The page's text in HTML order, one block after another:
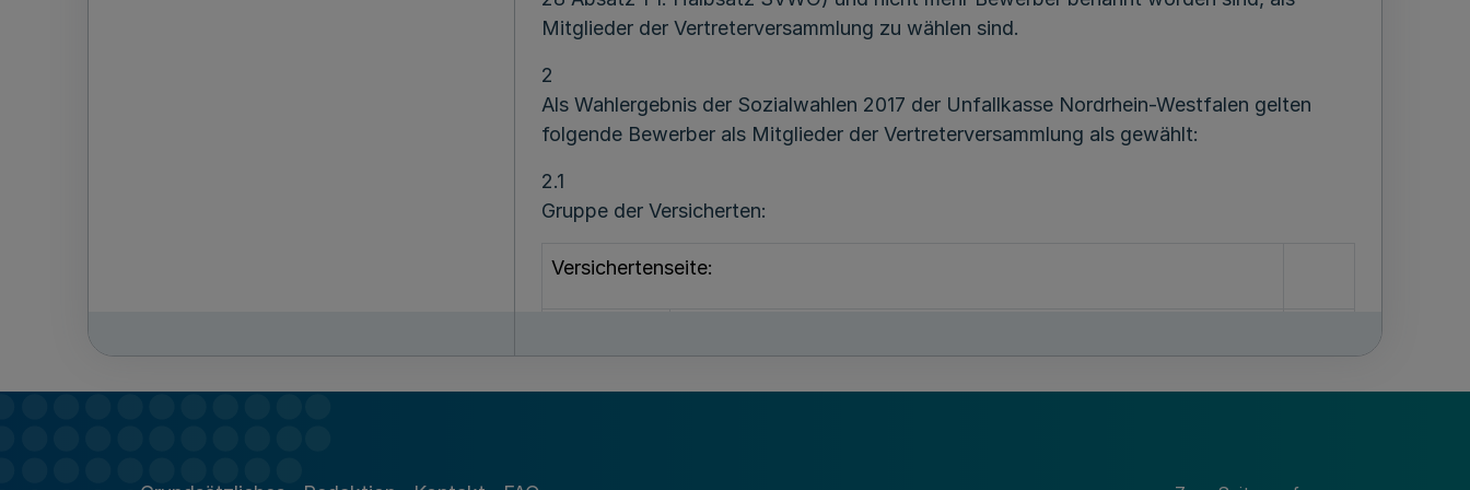
Mitglieder der Vertreterversammlung zu wählen sind.
2
Als Wahlergebnis der Sozialwahlen 2017 der Unfallkasse Nordrhein-Westfalen gelten
folgende Bewerber als Mitglieder der Vertreterversammlung als gewählt:
2.1
Gruppe der Versicherten:
Versichertenseite:
1. Biewald, Martin